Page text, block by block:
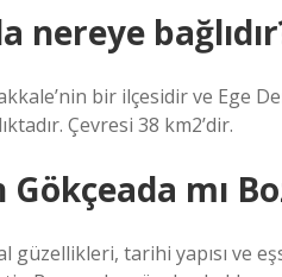
nereye
bir ilçesidir ve Ege
Çevresi 38 km2’dir.
mı
güzellikleri, tarihi yapısı ve